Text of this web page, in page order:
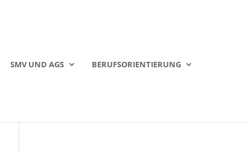
SMV UND AGS BERUFSORIENTIERUNG